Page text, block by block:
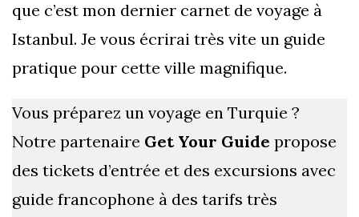
que c’est mon dernier carnet de voyage à
Istanbul. Je vous écrirai très vite un guide
pratique pour cette ville magnifique.
Vous préparez un voyage en Turquie ?
Notre partenaire Get Your Guide propose
des tickets d’entrée et des excursions avec
guide francophone à des tarifs très